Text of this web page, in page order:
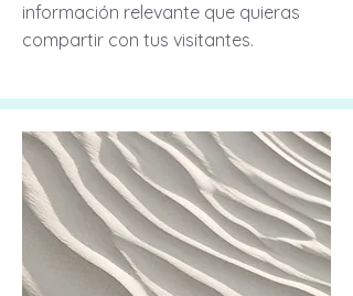
información relevante que quieras
compartir con tus visitantes.